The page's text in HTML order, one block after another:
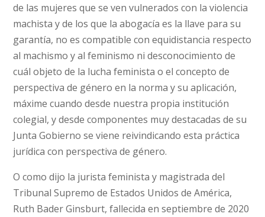
de las mujeres que se ven vulnerados con la violencia
machista y de los que la abogacía es la llave para su
garantía, no es compatible con equidistancia respecto
al machismo y al feminismo ni desconocimiento de
cuál objeto de la lucha feminista o el concepto de
perspectiva de género en la norma y su aplicación,
máxime cuando desde nuestra propia institución
colegial, y desde componentes muy destacadas de su
Junta Gobierno se viene reivindicando esta práctica
jurídica con perspectiva de género.
O como dijo la jurista feminista y magistrada del
Tribunal Supremo de Estados Unidos de América,
Ruth Bader Ginsburt, fallecida en septiembre de 2020